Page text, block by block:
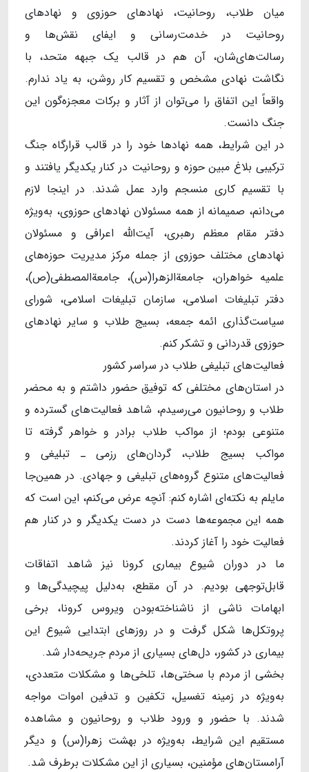
میان طلاب، روحانیت، نهادهای حوزوی و نهادهای
روحانیت در خدمت‌رسانی و ایفای نقش‌ها و
رسالت‌های‌شان، آن هم در قالب یک جبهه متحد، با
نگاشت نهادی مشخص و تقسیم کار روشن، به یاد ندارم.
واقعاً این اتفاق را می‌توان از آثار و برکات معجزه‌گون این
جنگ دانست.
در این شرایط، همه نهادها خود را در قالب قرارگاه جنگ
ترکیبی بلاغ مبین حوزه و روحانیت در کنار یکدیگر یافتند و
با تقسیم کاری منسجم وارد عمل شدند. در اینجا لازم
می‌دانم، صمیمانه از همه مسئولان نهادهای حوزوی، به‌ویژه
دفتر مقام معظم رهبری، آیت‌الله اعرافی و مسئولان
نهادهای مختلف حوزوی از جمله مرکز مدیریت حوزه‌های
علمیه خواهران، جامعة‌الزهرا(س)، جامعة‌المصطفی(ص)،
دفتر تبلیغات اسلامی، سازمان تبلیغات اسلامی، شورای
سیاست‌گذاری ائمه جمعه، بسیج طلاب و سایر نهادهای
حوزوی قدردانی و تشکر کنم.
فعالیت‌های تبلیغی طلاب در سراسر کشور
در استان‌های مختلفی که توفیق حضور داشتم و به محضر
طلاب و روحانیون می‌رسیدم، شاهد فعالیت‌های گسترده و
متنوعی بودم؛ از مواکب طلاب برادر و خواهر گرفته تا
مواکب بسیج طلاب، گردان‌های رزمی ـ تبلیغی و
فعالیت‌های متنوع گروه‌های تبلیغی و جهادی. در همین‌جا
مایلم به نکته‌ای اشاره کنم: آنچه عرض می‌کنم، این است که
همه این مجموعه‌ها دست در دست یکدیگر و در کنار هم
فعالیت خود را آغاز کردند.
ما در دوران شیوع بیماری کرونا نیز شاهد اتفاقات
قابل‌توجهی بودیم. در آن مقطع، به‌دلیل پیچیدگی‌ها و
ابهامات ناشی از ناشناخته‌بودن ویروس کرونا، برخی
پروتکل‌ها شکل گرفت و در روزهای ابتدایی شیوع این
بیماری در کشور، دل‌های بسیاری از مردم جریحه‌دار شد.
بخشی از مردم با سختی‌ها، تلخی‌ها و مشکلات متعددی،
به‌ویژه در زمینه تغسیل، تکفین و تدفین اموات مواجه
شدند. با حضور و ورود طلاب و روحانیون و مشاهده
مستقیم این شرایط، به‌ویژه در بهشت زهرا(س) و دیگر
آرامستان‌های مؤمنین، بسیاری از این مشکلات برطرف شد.